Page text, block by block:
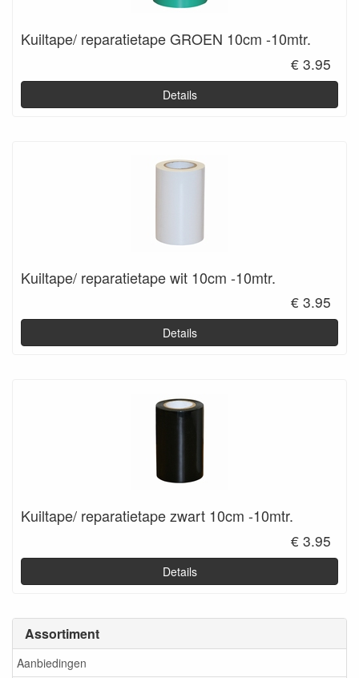
Assortiment
Aanbiedingen
Kuiltape/ reparatietape GROEN 10cm -10mtr.
€ 3.95
Details
Kuiltape/ reparatietape wit 10cm -10mtr.
€ 3.95
Details
Kuiltape/ reparatietape zwart 10cm -10mtr.
€ 3.95
Details